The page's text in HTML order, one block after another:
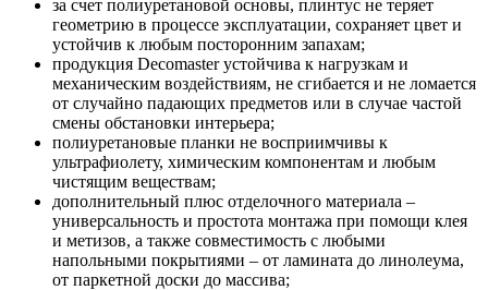
за счет полиуретановой основы, плинтус не теряет
геометрию в процессе эксплуатации, сохраняет цвет и
устойчив к любым посторонним запахам;
продукция Decomaster устойчива к нагрузкам и
механическим воздействиям, не сгибается и не ломается
от случайно падающих предметов или в случае частой
смены обстановки интерьера;
полиуретановые планки не восприимчивы к
ультрафиолету, химическим компонентам и любым
чистящим веществам;
дополнительный плюс отделочного материала –
универсальность и простота монтажа при помощи клея
и метизов, а также совместимость с любыми
напольными покрытиями – от ламината до линолеума,
от паркетной доски до массива;